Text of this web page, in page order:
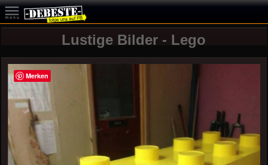
Lustige Bilder - Lego
Merken